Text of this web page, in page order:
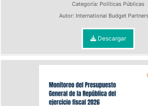
Categoría: Políticas Públicas
Autor: International Budget
Descargar